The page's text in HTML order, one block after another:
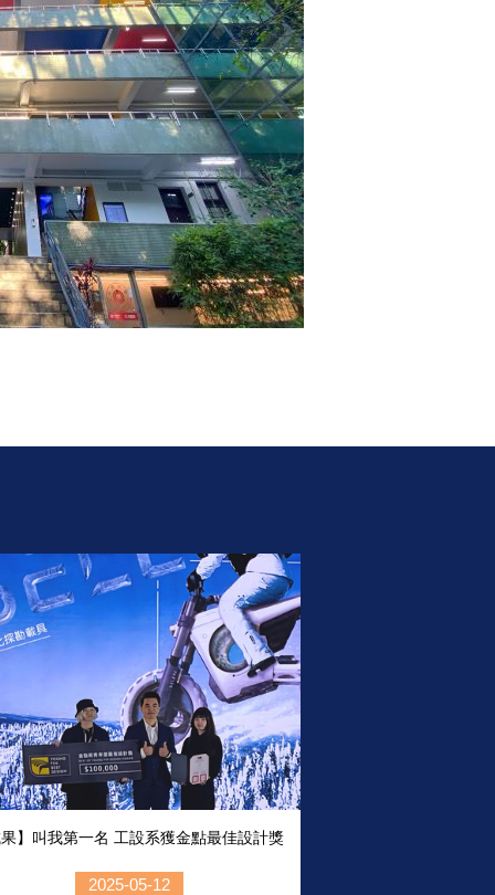
】叫我第一名 工設系獲金點最佳設計獎
2025-05-12